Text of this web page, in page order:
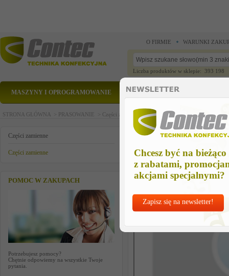
Chcesz być na bieżąco
z rabatami,
akcjami specjalnymi?
Zapisz się na newsletter!
O FIRMIE WARUNKI
Liczba produktów w sklepie: 393 198
MASZYNY I OPROGRAMOWANIE CZĘŚCI ZAMIENNE
STRONA GŁÓWNA > PRASOWANIE > Części zamienne >Części zamienne > kostka do
Części zamienne
Części zamienne
POMOC W ZAKUPACH
Potrzebujesz pomocy?
Chętnie odpowiemy na wszystkie Twoje
pytania.
kostka do veit 2128